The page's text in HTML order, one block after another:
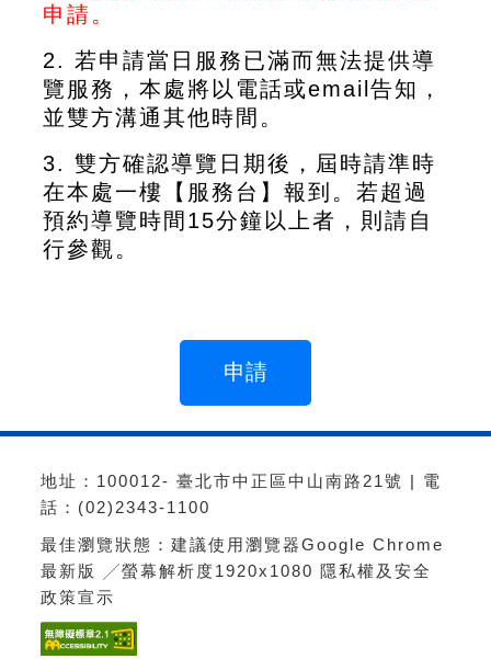
申請。
2. 若申請當日服務已滿而無法提供導
覽服務，本處將以電話或email告知，
並雙方溝通其他時間。
3. 雙方確認導覽日期後，屆時請準時
在本處一樓【服務台】報到。若超過
預約導覽時間15分鐘以上者，則請自
行參觀。
地址：100012- 臺北市中正區中山南路21號 | 電
話：(02)2343-1100
最佳瀏覽狀態：建議使用瀏覽器Google Chrome
最新版 ╱螢幕解析度1920x1080 隱私權及安全
政策宣示